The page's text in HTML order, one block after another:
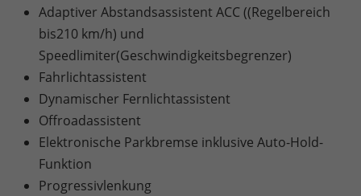
Adaptiver Abstandsassistent ACC ((Regelbereich
bis210 km/h) und
Speedlimiter(Geschwindigkeitsbegrenzer)
Fahrlichtassistent
Dynamischer Fernlichtassistent
Offroadassistent
Elektronische Parkbremse inklusive Auto-Hold-
Funktion
Progressivlenkung